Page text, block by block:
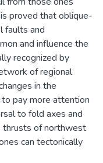
proved that oblique-
faults and
and influence the
recognized by
of regional
in the
pay more attention
to fold axes and
thrusts of northwest
can tectonically